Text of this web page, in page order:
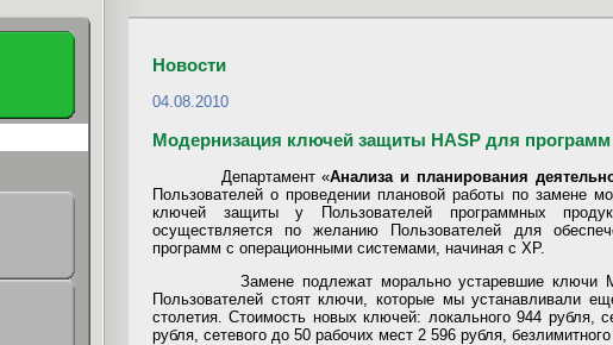
Новости
04.08.2010
Модернизация ключей защиты HASP для
Департамент «Анализа и планирования
Пользователей о проведении плановой работы по замене
ключей защиты у Пользователей программных
осуществляется по желанию Пользователей для
программ с операционными системами, начиная с ХР.
Замене подлежат морально устаревшие ключи
Пользователей стоят ключи, которые мы устанавливали
столетия. Стоимость новых ключей: локального 944 рубля,
рубля, сетевого до 50 рабочих мест 2 596 рубля, безлимитного